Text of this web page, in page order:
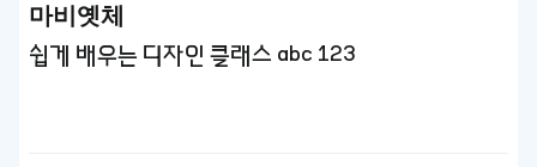
마비옛체
쉽게 배우는 디자인 클래스 abc 123